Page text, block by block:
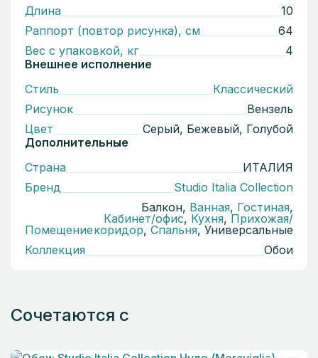
Длина
10
Раппорт (повтор рисунка), см
64
Вес с упаковкой, кг
4
Внешнее исполнение
Стиль
Классический
Рисунок
Вензель
Цвет
Серый, Бежевый, Голубой
Дополнительные
Страна
ИТАЛИЯ
Бренд
Studio Italia Collection
Помещение
Балкон, Ванная, Гостиная,
Кабинет/офис, Кухня, Прихожая/
коридор, Спальня, Универсальные
Коллекция
Обои
Сочетаются с